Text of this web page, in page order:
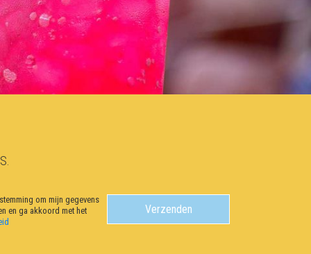
om mijn gegevens
en ga akkoord met het